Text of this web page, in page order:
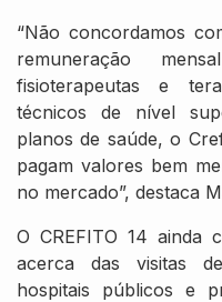
“Não concordamos
remuneração
fisioterapeutas e
técnicos de nível
planos de saúde, o
pagam valores bem
no mercado”, destaca
O CREFITO 14 ainda
acerca das visitas
hospitais públicos e